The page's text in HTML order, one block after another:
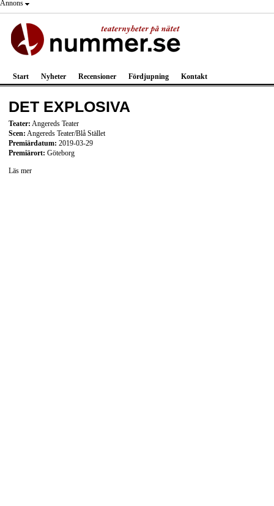
Annons
Start Nyheter Recensioner Fördjupning Kontakt
DET EXPLOSIVA
Teater: Angereds Teater
Scen: Angereds Teater/Blå Stället
Premiärdatum: 2019-03-29
Premiärort: Göteborg
Läs mer